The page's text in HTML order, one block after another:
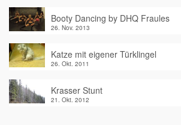
Booty Dancing by DHQ Fraules
26. Nov. 2013
Katze mit eigener Türklingel
26. Okt. 2011
Krasser Stunt
21. Okt. 2012